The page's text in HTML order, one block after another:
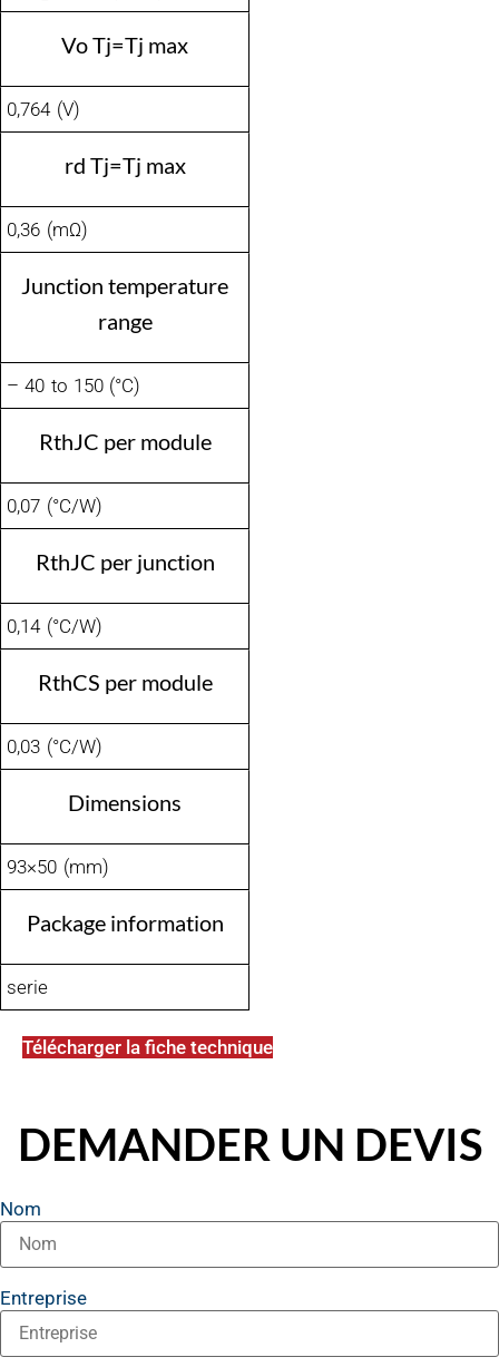
Vo Tj=Tj max
0,764 (V)
rd Tj=Tj max
0,36 (mΩ)
Junction temperature
range
– 40 to 150 (°C)
RthJC per module
0,07 (°C/W)
RthJC per junction
0,14 (°C/W)
RthCS per module
0,03 (°C/W)
Dimensions
93×50 (mm)
Package information
serie
Télécharger la fiche technique
DEMANDER UN DEVIS
Nom
Entreprise